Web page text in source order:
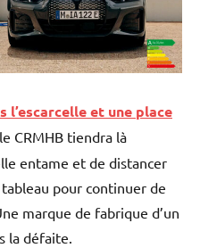
l’escarcelle et une place
CRMHB tiendra là
entame et de distancer
pour continuer de
marque de fabrique d’un
la défaite.